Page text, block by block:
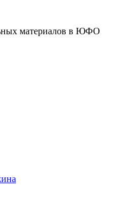
материалов в ЮФО